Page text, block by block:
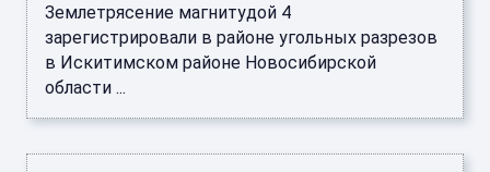
Землетрясение магнитудой 4
зарегистрировали в районе угольных разрезов
в Искитимском районе Новосибирской
области ...